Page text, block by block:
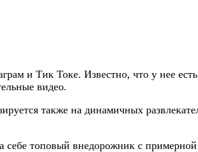
и Тик Токе. Известно, что у нее
видео.
также на динамичных
себе топовый внедорожник с